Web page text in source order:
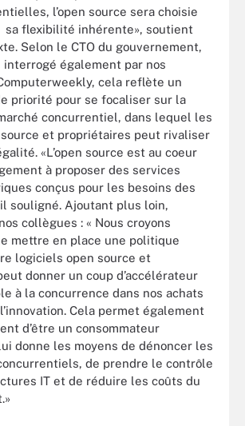
l’open source sera choisie
sa flexibilité inhérente», soutient
Selon le CTO du gouvernement,
interrogé également par nos
cela reflète un
priorité pour se focaliser sur la
concurrentiel, dans lequel les
et propriétaires peut rivaliser
«L’open source est au coeur
à proposer des services
conçus pour les besoins des
souligné. Ajoutant plus loin,
collègues : « Nous croyons
mettre en place une politique
logiciels open source et
donner un coup d’accélérateur
à la concurrence dans nos achats
Cela permet également
d’être un consommateur
donne les moyens de dénoncer les
de prendre le contrôle
IT et de réduire les coûts du